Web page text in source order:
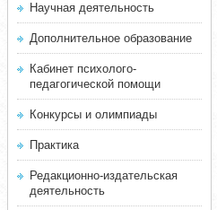
Научная деятельность
Дополнительное образование
Кабинет психолого-
педагогической помощи
Конкурсы и олимпиады
Практика
Редакционно-издательская
деятельность